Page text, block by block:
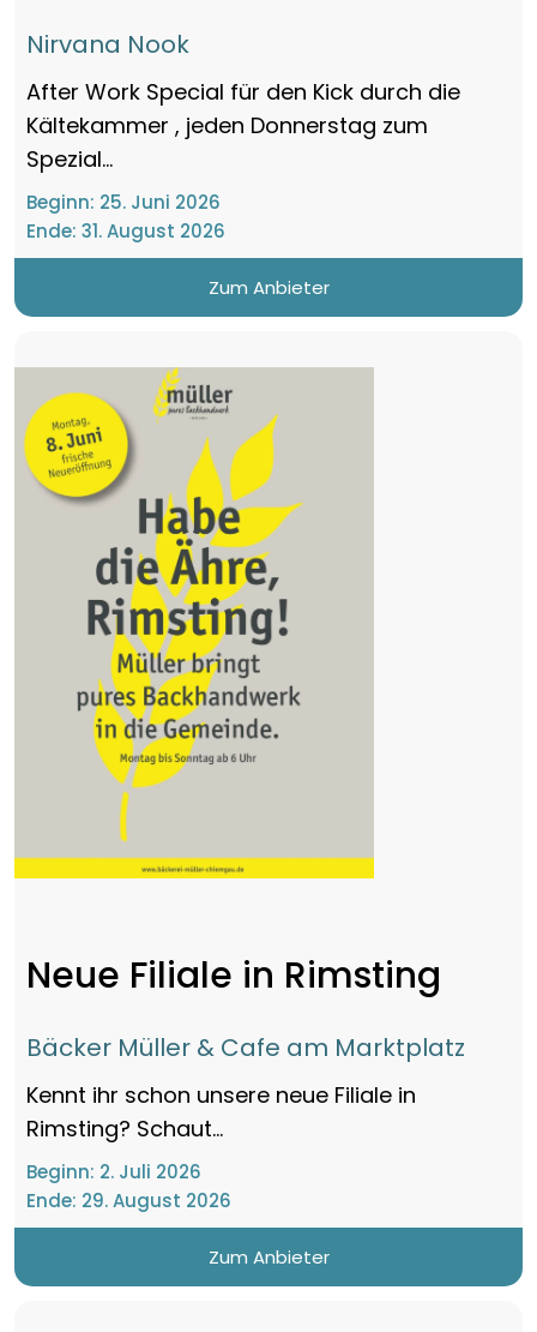
Nirvana Nook
After Work Special für den Kick durch die
Kältekammer , jeden Donnerstag zum
Spezial...
Beginn: 25. Juni 2026
Ende: 31. August 2026
Zum Anbieter
Neue Filiale in Rimsting
Bäcker Müller & Cafe am Marktplatz
Kennt ihr schon unsere neue Filiale in
Rimsting? Schaut...
Beginn: 2. Juli 2026
Ende: 29. August 2026
Zum Anbieter